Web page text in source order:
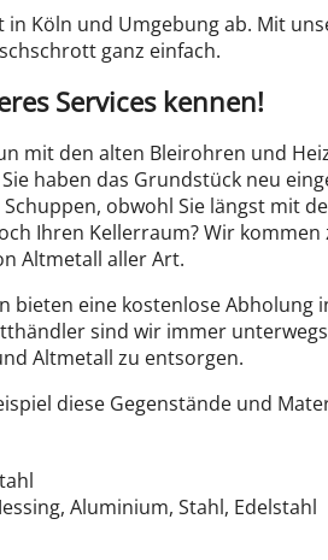
Köln und Umgebung ab. Mit
ganz einfach.
Services kennen!
mit den alten Bleirohren und
haben das Grundstück neu
obwohl Sie längst mit
Ihren Kellerraum? Wir
Altmetall aller Art.
eine kostenlose
sind wir immer
Altmetall zu entsorgen.
diese Gegenstände und
Aluminium, Stahl, Edelstahl